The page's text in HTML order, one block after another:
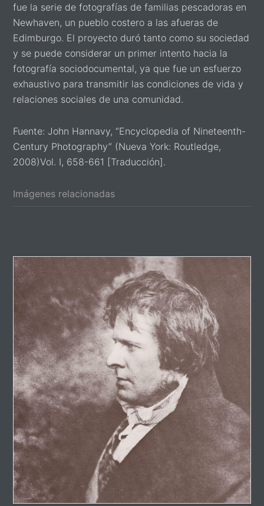
fue la serie de fotografías de familias pescadoras en
Newhaven, un pueblo costero a las afueras de
Edimburgo. El proyecto duró tanto como su sociedad
y se puede considerar un primer intento hacia la
fotografía sociodocumental, ya que fue un esfuerzo
exhaustivo para transmitir las condiciones de vida y
relaciones sociales de una comunidad.
Fuente: John Hannavy, “Encyclopedia of Nineteenth-
Century Photography” (Nueva York: Routledge,
2008)Vol. I, 658-661 [Traducción].
Imágenes relacionadas
Primary
Sidebar